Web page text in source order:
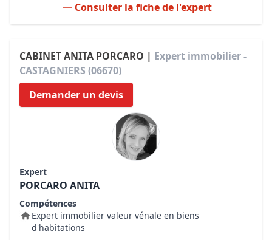
Consulter la fiche de l'expert
CABINET ANITA PORCARO | Expert immobilier -
CASTAGNIERS (06670)
Demander un devis
Expert
PORCARO ANITA
Compétences
Expert immobilier valeur vénale en biens
d'habitations